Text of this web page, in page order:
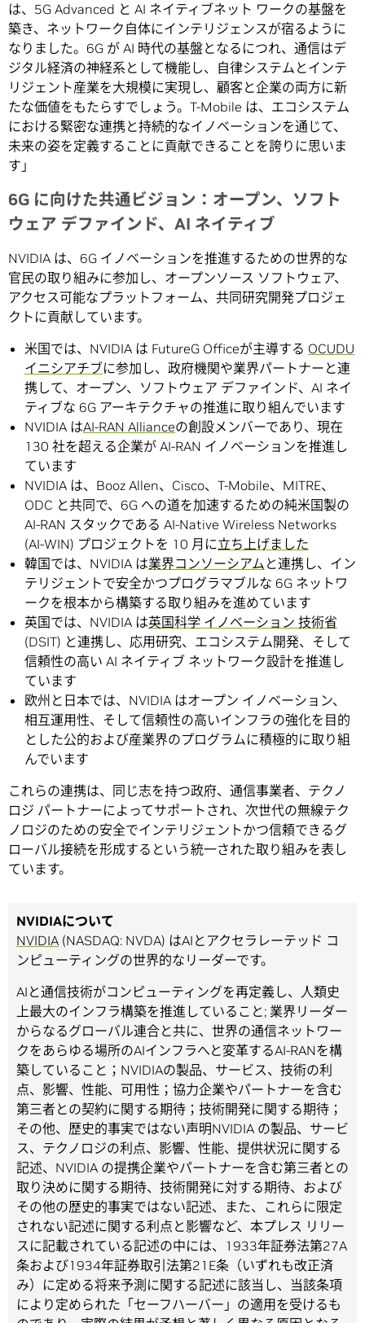
は、5G Advanced と AI ネイティブネット ワークの基盤を
築き、ネットワーク自体にインテリジェンスが宿るように
なりました。6G が AI 時代の基盤となるにつれ、通信はデ
ジタル経済の神経系として機能し、自律システムとインテ
リジェント産業を大規模に実現し、顧客と企業の両方に新
たな価値をもたらすでしょう。T-Mobile は、エコシステム
における緊密な連携と持続的なイノベーションを通じて、
未来の姿を定義することに貢献できることを誇りに思いま
す」
6G に向けた共通ビジョン：オープン、ソフト
ウェア デファインド、AI ネイティブ
NVIDIA は、6G イノベーションを推進するための世界的な
官民の取り組みに参加し、オープンソース ソフトウェア、
アクセス可能なプラットフォーム、共同研究開発プロジェ
クトに貢献しています。
米国では、NVIDIA は FutureG Officeが主導する OCUDU
イニシアチブに参加し、政府機関や業界パートナーと連
携して、オープン、ソフトウェア デファインド、AI ネイ
ティブな 6G アーキテクチャの推進に取り組んでいます
NVIDIA はAI-RAN Allianceの創設メンバーであり、現在
130 社を超える企業が AI-RAN イノベーションを推進し
ています
NVIDIA は、Booz Allen、Cisco、T-Mobile、MITRE、
ODC と共同で、6G への道を加速するための純米国製の
AI-RAN スタックである AI-Native Wireless Networks
(AI-WIN) プロジェクトを 10 月に立ち上げました
韓国では、NVIDIA は業界コンソーシアム と連携し、イン
テリジェントで安全かつプログラマブルな 6G ネットワ
ークを根本から構築する取り組みを進めています
英国では、NVIDIA は英国科学 イノベーション 技術省
(DSIT) と連携し、応用研究、エコシステム開発、そして
信頼性の高い AI ネイティブ ネットワーク設計を推進し
ています
欧州と日本では、NVIDIA はオープン イノベーション、
相互運用性、そして信頼性の高いインフラの強化を目的
とした公的および産業界のプログラムに積極的に取り組
んでいます
これらの連携は、同じ志を持つ政府、通信事業者、テクノ
ロジ パートナーによってサポートされ、次世代の無線テク
ノロジのための安全でインテリジェントかつ信頼できるグ
ローバル接続を形成するという統一された取り組みを表し
ています。
NVIDIAについて
NVIDIA (NASDAQ: NVDA) はAIとアクセラレーテッド コ
ンピューティングの世界的なリーダーです。
AIと通信技術がコンピューティングを再定義し、人類史
上最大のインフラ構築を推進していること; 業界リーダー
からなるグローバル連合と共に、世界の通信ネットワー
クをあらゆる場所のAIインフラへと変革するAI-RANを構
築していること；NVIDIAの製品、サービス、技術の利
点、影響、性能、可用性；協力企業やパートナーを含む
第三者との契約に関する期待；技術開発に関する期待；
その他、歴史的事実ではない声明NVIDIA の製品、サービ
ス、テクノロジの利点、影響、性能、提供状況に関する
記述、NVIDIA の提携企業やパートナーを含む第三者との
取り決めに関する期待、技術開発に対する期待、および
その他の歴史的事実ではない記述、また、これらに限定
されない記述に関する利点と影響など、本プレス リリー
スに記載されている記述の中には、1933年証券法第27A
条および1934年証券取引法第21E条（いずれも改正済
み）に定める将来予測に関する記述に該当し、当該条項
により定められた「セーフハーバー」の適用を受けるも